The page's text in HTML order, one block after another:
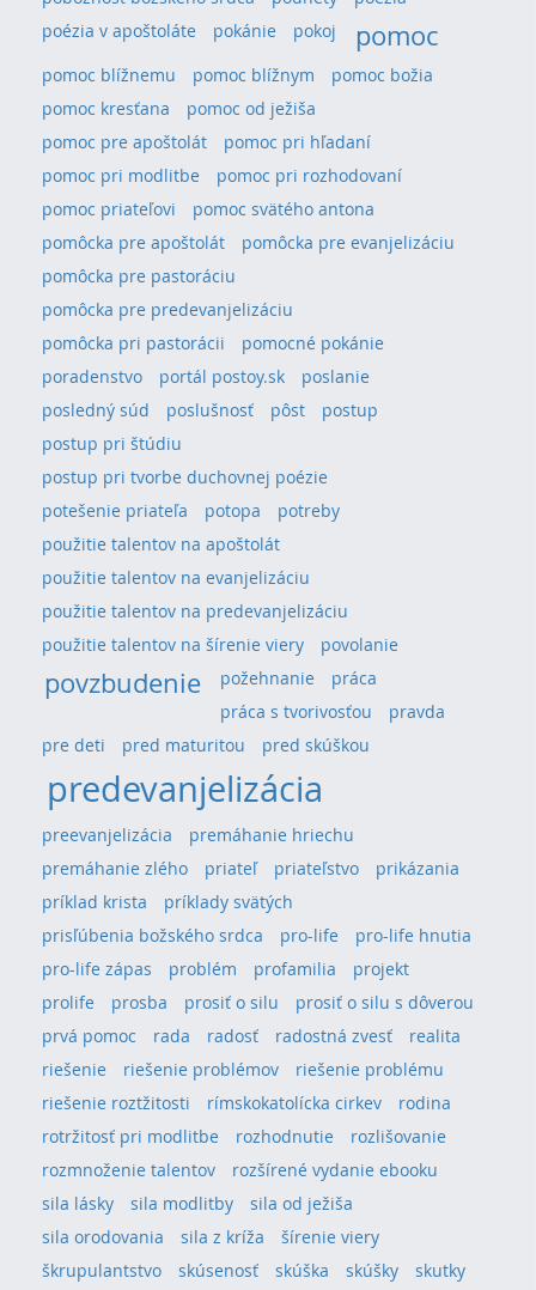
poézia v apoštoláte
pokánie pokoj pomoc
pomoc blížnemu pomoc blížnym
pomoc božia
pomoc kresťana
pomoc od ježiša
pomoc pre apoštolát
pomoc pri hľadaní
pomoc pri modlitbe
pomoc pri rozhodovaní
pomoc priateľovi
pomoc svätého antona
pomôcka pre apoštolát
pomôcka pre evanjelizáciu
pomôcka pre pastoráciu
pomôcka pre predevanjelizáciu
pomôcka pri pastorácii
pomocné pokánie
poradenstvo
portál postoy.sk
poslanie
posledný súd
poslušnosť pôst
postup
postup pri štúdiu
postup pri tvorbe duchovnej poézie
potešenie priateľa
potopa
potreby
použitie talentov na apoštolát
použitie talentov na evanjelizáciu
použitie talentov na predevanjelizáciu
použitie talentov na šírenie viery
povolanie
povzbudenie požehnanie
práca
práca s tvorivosťou
pravda
pre deti
pred maturitou pred skúškou
predevanjelizácia
preevanjelizácia
premáhanie hriechu
premáhanie zlého
priateľ priateľstvo
prikázania
príklad krista
príklady svätých
prisľúbenia božského srdca
pro-life
pro-life hnutia
pro-life zápas
problém profamilia
projekt
prolife
prosba prosiť o silu
prosiť o silu s dôverou
prvá pomoc
rada radosť radostná zvesť
realita
riešenie
riešenie problémov
riešenie problému
riešenie roztžitosti
rímskokatolícka cirkev
rodina
rotržitosť pri modlitbe
rozhodnutie
rozlišovanie
rozmnoženie talentov
rozšírené vydanie ebooku
sila lásky
sila modlitby
sila od ježiša
sila orodovania
sila z kríža
šírenie viery
škrupulantstvo
skúsenosť skúška skúšky
skutky